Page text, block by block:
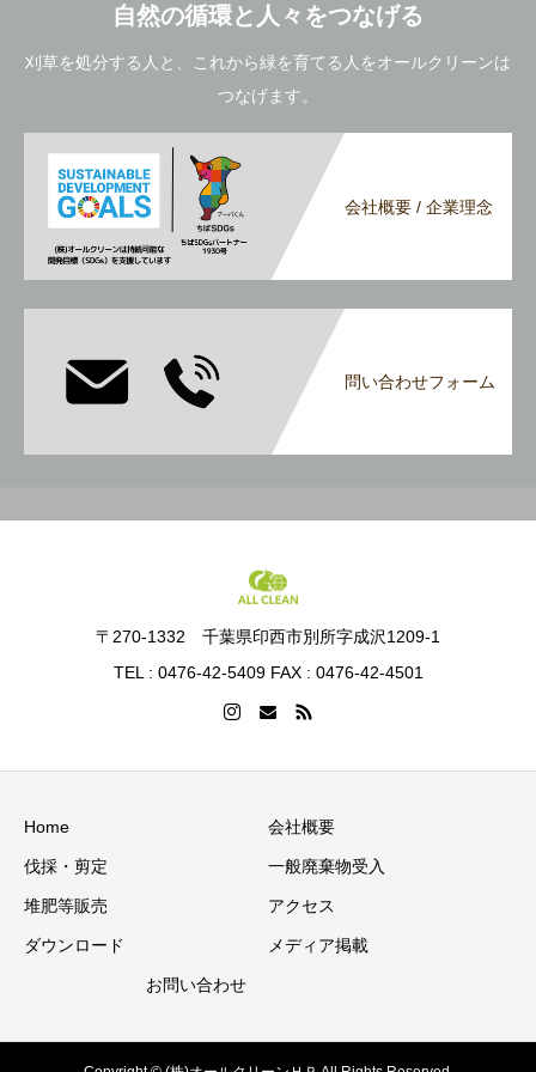
自然の循環と人々をつなげる
刈草を処分する人と、これから緑を育てる人をオールクリーンは
つなげます。
会社概要 / 企業理念
問い合わせフォーム
〒270-1332 千葉県印西市別所字成沢1209-1
TEL : 0476-42-5409 FAX : 0476-42-4501
Home 会社概要
伐採・剪定 一般廃棄物受入
堆肥等販売 アクセス
ダウンロード メディア掲載
お問い合わせ